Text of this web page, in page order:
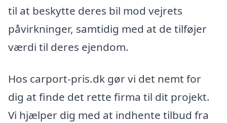
til at beskytte deres bil mod vejrets
påvirkninger, samtidig med at de tilføjer
værdi til deres ejendom.
Hos carport-pris.dk gør vi det nemt for
dig at finde det rette firma til dit projekt.
Vi hjælper dig med at indhente tilbud fra